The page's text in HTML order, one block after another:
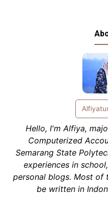
Hello, I'm Alfiya,
Computerized
Semarang State
experiences in
personal blogs. Most of
be written in